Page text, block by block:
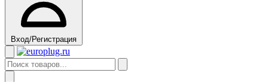
Вход/Регистрация